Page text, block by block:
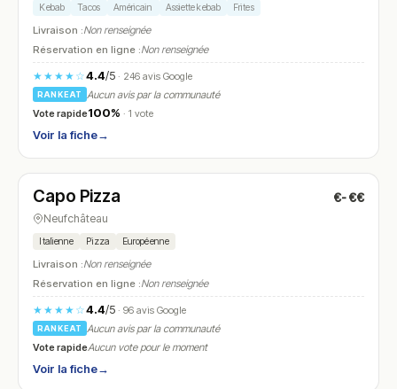
Kebab Tacos Américain Assiette kebab Frites
Livraison :Non renseignée
Réservation en ligne :Non renseignée
★★★★☆4.4/5· 246 avis Google
RANKEAT
Aucun avis par la communauté
Vote rapide100% · 1 vote
Voir la fiche→
N° 20
Capo Pizza €-€€
Neufchâteau
Italienne Pizza Européenne
Livraison :Non renseignée
Réservation en ligne :Non renseignée
★★★★☆4.4/5· 96 avis Google
RANKEAT
Aucun avis par la communauté
Vote rapideAucun vote pour le moment
Voir la fiche→